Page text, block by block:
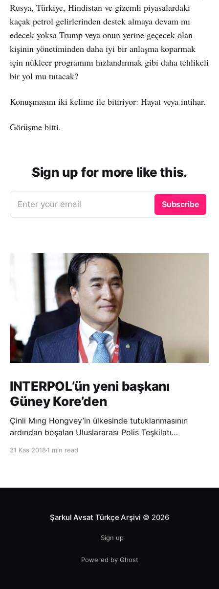
Rusya, Türkiye, Hindistan ve gizemli piyasalardaki
kaçak petrol gelirlerinden destek almaya devam mı
edecek yoksa Trump veya onun yerine geçecek olan
kişinin yönetiminden daha iyi bir anlaşma koparmak
için nükleer programını hızlandırmak gibi daha tehlikeli
bir yol mu tutacak?
Konuşmasını iki kelime ile bitiriyor: Hayat veya intihar.
Görüşme bitti.
Sign up for more like this.
Enter your email Subscribe
INTERPOL’ün yeni başkanı
Güney Kore’den
Çinli Mıng Hongvey’in ülkesinde tutuklanmasının
ardından boşalan Uluslararası Polis Teşkilatı
21 Kas 2018 1 min read
Şarkul Avsat Türkçe Arşivi © 2026
Sign up
Powered by Ghost